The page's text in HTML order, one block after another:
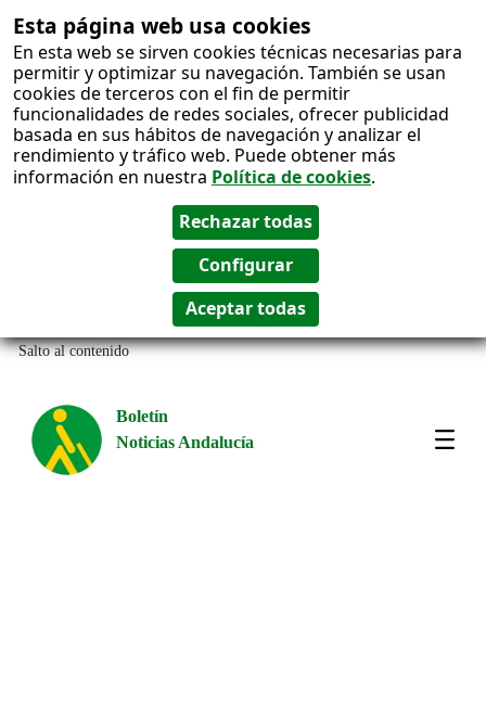
Esta página web usa cookies
En esta web se sirven cookies técnicas necesarias para
permitir y optimizar su navegación. También se usan
cookies de terceros con el fin de permitir
funcionalidades de redes sociales, ofrecer publicidad
basada en sus hábitos de navegación y analizar el
rendimiento y tráfico web. Puede obtener más
información en nuestra Política de cookies.
Salto al contenido
Boletín
Noticias Andalucía